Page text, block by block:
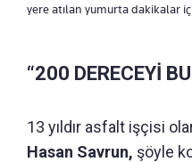
yere atılan yumurta dakikalar
“200 DERECEYİ
13 yıldır asfalt işçisi
Hasan Savrun, şöyle